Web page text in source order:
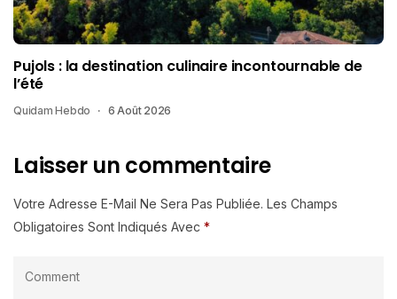
Pujols : la destination culinaire incontournable de
l’été
Quidam Hebdo 6 Août 2026
Laisser un commentaire
Votre Adresse E-Mail Ne Sera Pas Publiée. Les Champs
Obligatoires Sont Indiqués Avec *